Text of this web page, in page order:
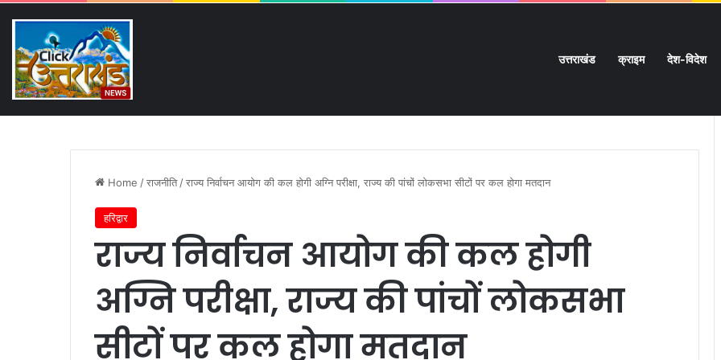
उत्तराखंड क्राइम देश-विदेश
Friday, August 7 2026
Home /राजनीति /राज्य निर्वाचन आयोग की कल होगी अग्नि परीक्षा, राज्य की पांचों लोकसभा सीटों पर कल होगा मतदान
हरिद्वार
राज्य निर्वाचन आयोग की कल होगी
अग्नि परीक्षा, राज्य की पांचों लोकसभा
सीटों पर कल होगा मतदान